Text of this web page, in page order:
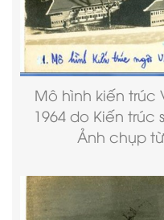
Mô hình kiến trúc
1964 do Kiến trúc
Ảnh chụp